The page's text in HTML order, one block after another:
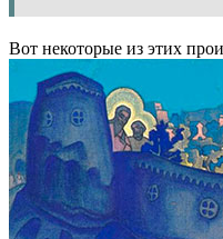
Вот некоторые из этих